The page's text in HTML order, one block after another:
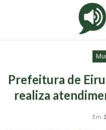
Prefeitura de
realiza
Em